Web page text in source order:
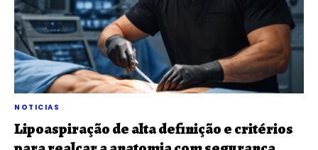
NOTICIAS
Lipoaspiração de alta definição e critérios